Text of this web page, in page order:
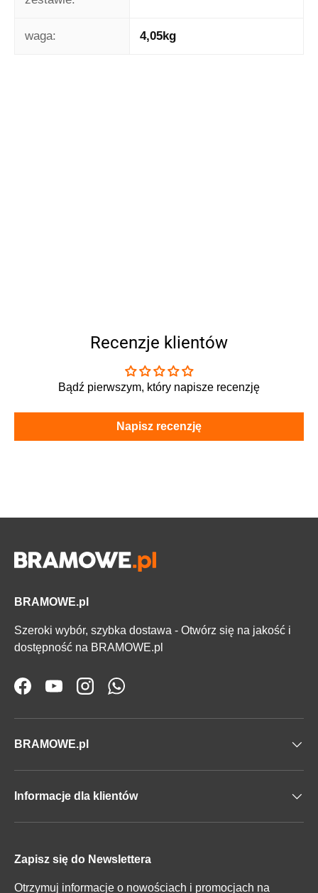
waga: 4,05kg
Recenzje klientów
Bądź pierwszym, który napisze recenzję
Napisz recenzję
BRAMOWE.pl
Szeroki wybór, szybka dostawa - Otwórz się na jakość i
dostępność na BRAMOWE.pl
FacebookYouTubeInstagramWhatsApp
BRAMOWE.pl
Informacje dla klientów
Zapisz się do Newslettera
Otrzymuj informacje o nowościach i promocjach na